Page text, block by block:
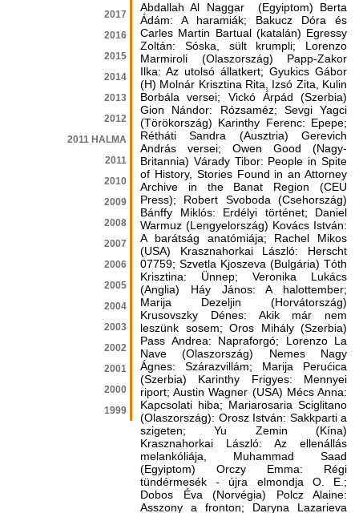
2017
2016
2015
2014
2013
2012
2011 HALMA
2011
2010
2009
2008
2007
2006
2005
2004
2003
2002
2001
2000
1999
Abdallah Al Naggar (Egyiptom) Berta
Ádám: A haramiák; Bakucz Dóra és
Carles Martin Bartual (katalán) Egressy
Zoltán: Sóska, sült krumpli; Lorenzo
Marmiroli (Olaszország) Papp-Zakor
Ilka: Az utolsó állatkert; Gyukics Gábor
(H) Molnár Krisztina Rita, Izsó Zita, Kulin
Borbála versei; Vickó Árpád (Szerbia)
Gion Nándor: Rózsaméz; Sevgi Yagci
(Törökország) Karinthy Ferenc: Epepe;
Rétháti Sandra (Ausztria) Gerevich
András versei; Owen Good (Nagy-
Britannia) Várady Tibor: People in Spite
of History, Stories Found in an Attorney
Archive in the Banat Region (CEU
Press); Robert Svoboda (Csehország)
Bánffy Miklós: Erdélyi történet; Daniel
Warmuz (Lengyelország) Kovács István:
A barátság anatómiája; Rachel Mikos
(USA) Krasznahorkai László: Herscht
07759; Szvetla Kjoszeva (Bulgária) Tóth
Krisztina: Ünnep; Veronika Lukács
(Anglia) Háy János: A halottember;
Marija Dezeljin (Horvátország)
Krusovszky Dénes: Akik már nem
leszünk sosem; Oros Mihály (Szerbia)
Pass Andrea: Napraforgó; Lorenzo La
Nave (Olaszország) Nemes Nagy
Ágnes: Szárazvillám; Marija Perućica
(Szerbia) Karinthy Frigyes: Mennyei
riport; Austin Wagner (USA) Mécs Anna:
Kapcsolati hiba; Mariarosaria Sciglitano
(Olaszország): Orosz István: Sakkparti a
szigeten; Yu Zemin (Kína)
Krasznahorkai László: Az ellenállás
melankóliája, Muhammad Saad
(Egyiptom) Orczy Emma: Régi
tündérmesék - újra elmondja O. E.;
Dobos Éva (Norvégia) Polcz Alaine:
Asszony a fronton; Daryna Lazarieva